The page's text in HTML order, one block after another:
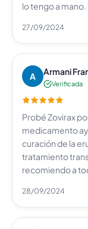
lo tengo a mano.
27/09/2024
A Armani
Verificada
Probé Zovirax
medicamento
curación de la
tratamiento
recomiendo a
28/09/2024